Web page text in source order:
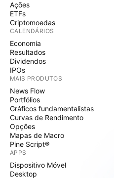
Ações
ETFs
Criptomoedas
CALENDÁRIOS
Economia
Resultados
Dividendos
IPOs
MAIS PRODUTOS
News Flow
Portfólios
Gráficos fundamentalistas
Curvas de Rendimento
Opções
Mapas de Macro
Pine Script®
APPS
Dispositivo Móvel
Desktop